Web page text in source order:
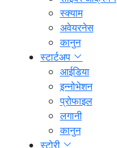
स्क्याम
अवेयरनेस
कानुन
स्टार्टअप
आईडिया
इन्नोभेशन
प्रोफाइल
लगानी
कानुन
स्टोरी